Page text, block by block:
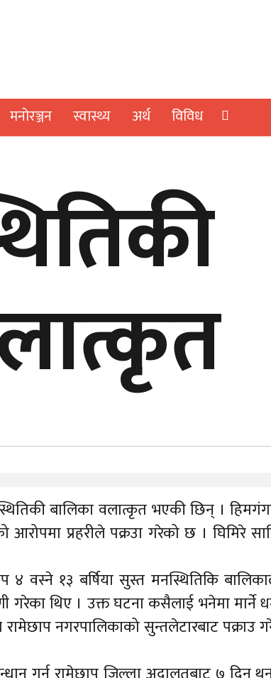
मनाेरञ्जन स्वास्थ्य अर्थ विविध
बालिका वलात्कृत भएकी छिन् ।
आरोपमा प्रहरीले पक्रउा गरेको छ । घिमिरे
४ वस्ने १३ बर्षिया सुस्त मनस्थितिकि
थिए । उक्त घटना कसैलाई भनेमा मार्ने
नगरपालिकाको सुन्तलेटारबाट पक्राउ